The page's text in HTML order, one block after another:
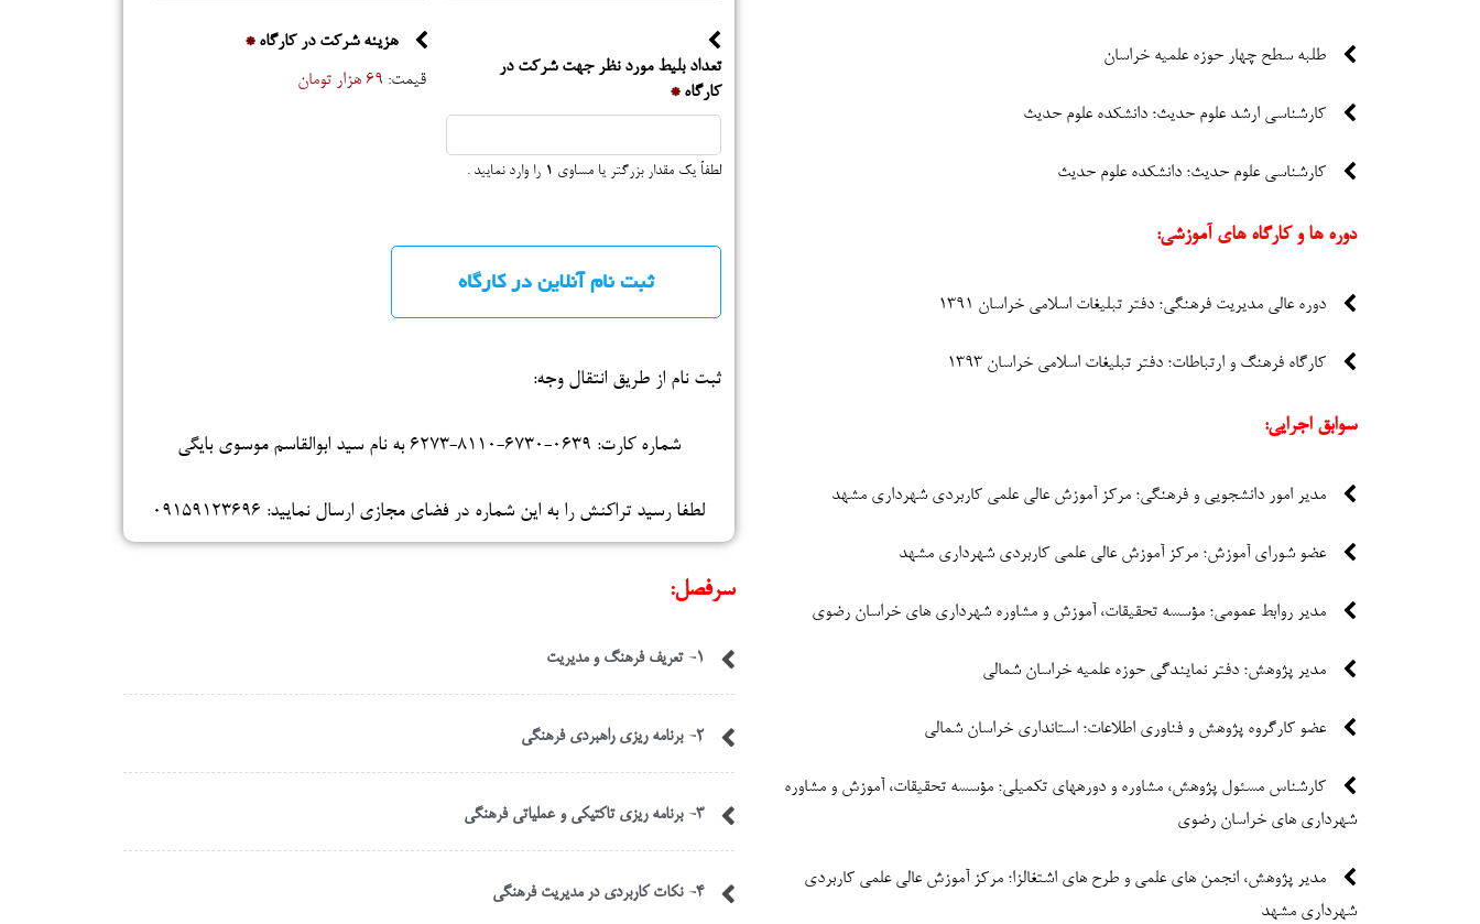
طلبه سطح چهار حوزه علمیه خراسان
کارشناسی ارشد علوم حدیث؛ دانشکده علوم حدیث
کارشناسی علوم حدیث؛ دانشکده علوم حدیث
دوره ها و کارگاه های آموزشی:
دوره عالی مدیریت فرهنگی؛ دفتر تبلیغات اسلامی خراسان 1391
کارگاه فرهنگ و ارتباطات؛ دفتر تبلیغات اسلامی خراسان 1393
سوابق اجرایی:
مدیر امور دانشجویی و فرهنگی؛ مرکز آموزش عالی علمی کاربردی شهرداری مشهد
عضو شورای آموزش؛ مرکز آموزش عالی علمی کاربردی شهرداری مشهد
مدیر روابط عمومی؛ مؤسسه تحقیقات، آموزش و مشاوره شهرداری های خراسان رضوی
مدیر پژوهش؛ دفتر نمایندگی حوزه علمیه خراسان شمالی
عضو کارگروه پژوهش و فناوری اطلاعات؛ استانداری خراسان شمالی
کارشناس مسئول پژوهش، مشاوره و دورههای تکمیلی؛ مؤسسه تحقیقات، آموزش و مشاوره
شهرداری های خراسان رضوی
مدیر پژوهش، انجمن های علمی و طرح های اشتغالزا؛ مرکز آموزش عالی علمی کاربردی
شهرداری مشهد
تعداد بلیط مورد نظر جهت شرکت در
کارگاه *
لطفاً یک مقدار بزرگتر یا مساوی 1 را وارد نمایید .
هزینه شرکت در کارگاه *
قیمت: 69 هزار تومان
ثبت نام از طریق انتقال وجه:
شماره کارت: 0639-6730-8110-6273 به نام سید ابوالقاسم موسوی بایگی
لطفا رسید تراکنش را به این شماره در فضای مجازی ارسال نمایید: 09159123696
سرفصل:
۱- تعریف فرهنگ و مدیریت
۲- برنامه ریزی راهبردی فرهنگی
۳- برنامه ریزی تاکتیکی و عملیاتی فرهنگی
۴- نکات کاربردی در مدیریت فرهنگی